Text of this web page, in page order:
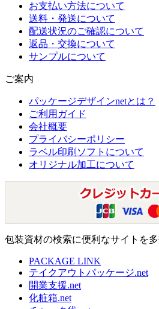
お支払い方法について
送料・発送について
配送状況のご確認について
返品・交換について
サンプルについて
ご案内
パッケージデザインnetとは？
ご利用ガイド
会社概要
プライバシーポリシー
ラベル印刷ソフトについて
オリジナル加工について
包装資材の検索に便利なサイトを多
PACKAGE LINK
テイクアウトパッケージ.net
開業支援.net
化粧箱.net